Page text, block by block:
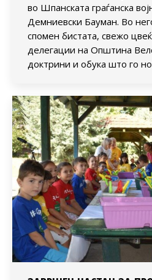
во Шпанската граѓанска
Демниевски Бауман. Во
спомен бистата, свежо
делегации на Општина
доктрини и обука што го